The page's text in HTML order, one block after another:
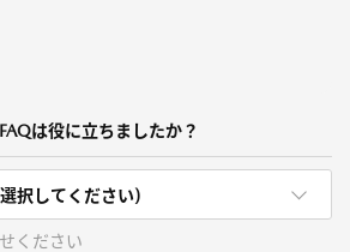
は役に立ちましたか？
択してください)
ください